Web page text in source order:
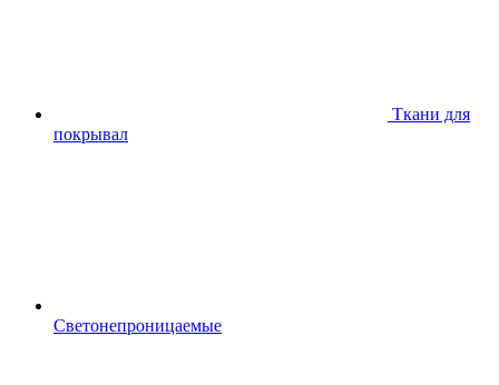
Ткани для
покрывал
Светонепроницаемые